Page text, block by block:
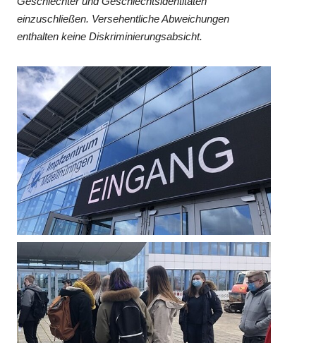
einzuschließen. Versehentliche Abweichungen
enthalten keine Diskriminierungsabsicht.